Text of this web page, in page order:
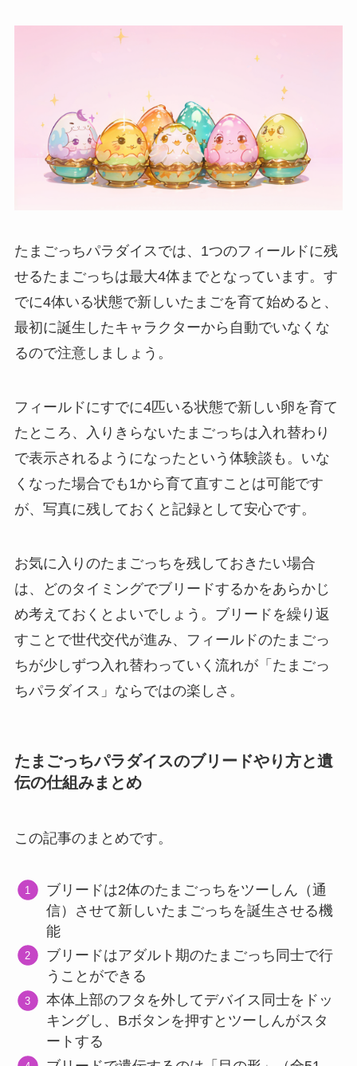
たまごっちパラダイスでは、1つのフィールドに残
せるたまごっちは最大4体までとなっています。す
でに4体いる状態で新しいたまごを育て始めると、
最初に誕生したキャラクターから自動でいなくな
るので注意しましょう。
フィールドにすでに4匹いる状態で新しい卵を育て
たところ、入りきらないたまごっちは入れ替わり
で表示されるようになったという体験談も。いな
くなった場合でも1から育て直すことは可能です
が、写真に残しておくと記録として安心です。
お気に入りのたまごっちを残しておきたい場合
は、どのタイミングでブリードするかをあらかじ
め考えておくとよいでしょう。ブリードを繰り返
すことで世代交代が進み、フィールドのたまごっ
ちが少しずつ入れ替わっていく流れが「たまごっ
ちパラダイス」ならではの楽しさ。
たまごっちパラダイスのブリードやり方と遺
伝の仕組みまとめ
この記事のまとめです。
ブリードは2体のたまごっちをツーしん（通
信）させて新しいたまごっちを誕生させる機
能
ブリードはアダルト期のたまごっち同士で行
うことができる
本体上部のフタを外してデバイス同士をドッ
キングし、Bボタンを押すとツーしんがスタ
ートする